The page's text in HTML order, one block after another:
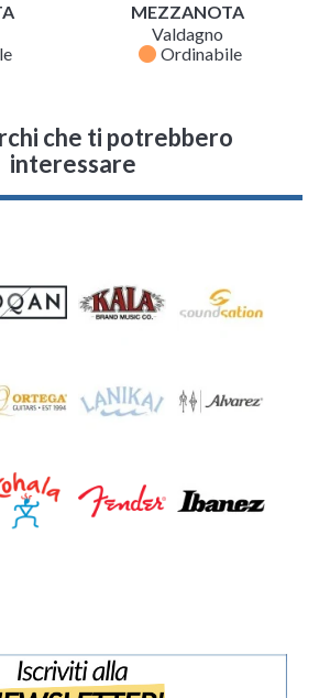
MEZZANOTA
Valdagno
fiber_manual_record Ordinabile
che ti potrebbero
interessare